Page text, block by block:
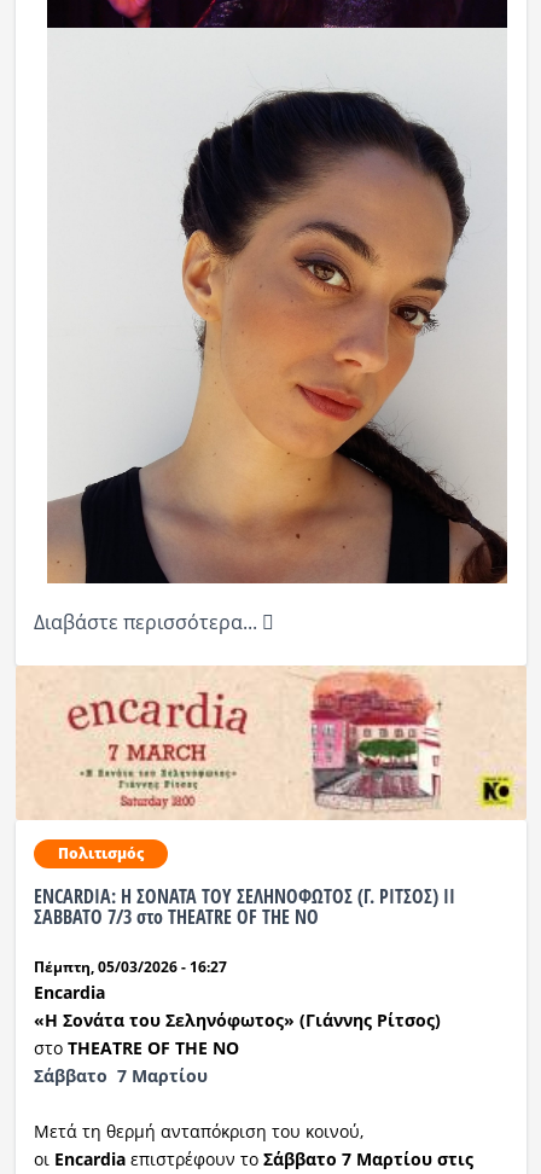
Διαβάστε περισσότερα...
Πολιτισμός
ΕΝCARDIA: Η ΣΟΝΑΤΑ ΤΟΥ ΣΕΛΗΝΟΦΩΤΟΣ (Γ. ΡΙΤΣΟΣ) ΙΙ
ΣΑΒΒΑΤΟ 7/3 στο ΤΗΕΑΤRE OF THE NO
Πέμπτη, 05/03/2026 - 16:27
Encardia
«Η Σονάτα του Σεληνόφωτος» (Γιάννης Ρίτσος)
στο THEATRE OF THE NO
Σάββατο 7 Μαρτίου
Μετά τη θερμή ανταπόκριση του κοινού,
οι Encardia επιστρέφουν το Σάββατο 7 Μαρτίου στις